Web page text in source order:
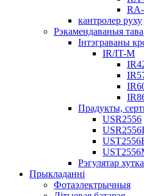
кантролер руху
Рэкамендаваныя
Інтэграваны
IR/IT-M
Прадукты,
USR2556
Рэгулятар
Прыкладанні
Фотаэлектрычныя